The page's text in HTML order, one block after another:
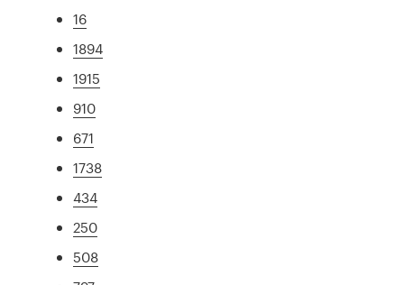
16
1894
1915
910
671
1738
434
250
508